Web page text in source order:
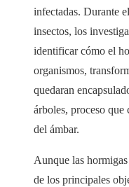
infectadas. Durante
insectos, los
identificar cómo el
organismos,
quedaran
árboles, proceso
del ámbar.
Aunque las
de los principales